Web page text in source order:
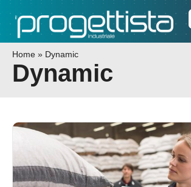
Home » Dynamic
Dynamic